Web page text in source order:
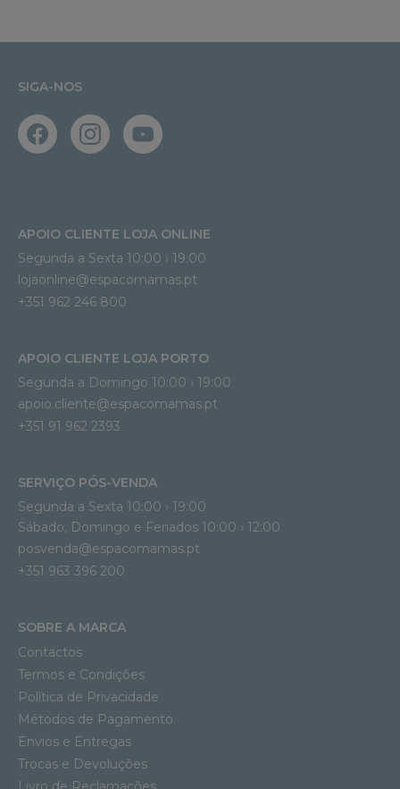
SIGA-NOS
APOIO CLIENTE LOJA ONLINE
Segunda a Sexta 10:00 › 19:00
lojaonline@espacomamas.pt
+351 962 246 800
APOIO CLIENTE LOJA PORTO
Segunda a Domingo 10:00 › 19:00
apoio.cliente@espacomamas.pt
+351 91 962 2393
SERVIÇO PÓS-VENDA
Segunda a Sexta 10:00 › 19:00
Sábado, Domingo e Feriados 10:00 › 12:00
posvenda@espacomamas.pt
+351 963 396 200
SOBRE A MARCA
Contactos
Termos e Condições
Política de Privacidade
Métodos de Pagamento
Envios e Entregas
Trocas e Devoluções